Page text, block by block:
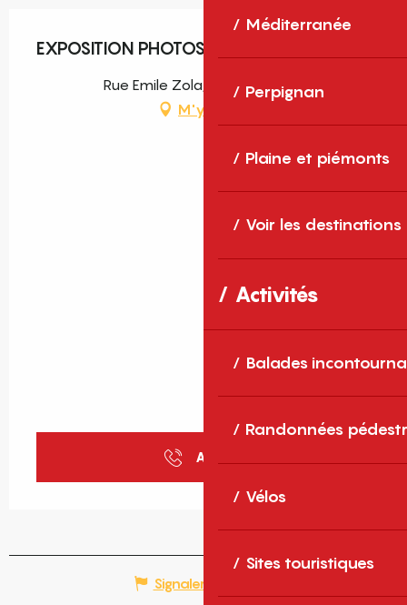
Méditerranée
Perpignan
Plaine et piémonts
Voir les destinations
Activités
Balades
Randonnées
Vélos
Sites touristiques
EXPOSITION PHOTOS HANS SILVESTER
Rue Emile Zola, Saint-Cyprien
M'y rendre
Appeler
Signaler une erreur